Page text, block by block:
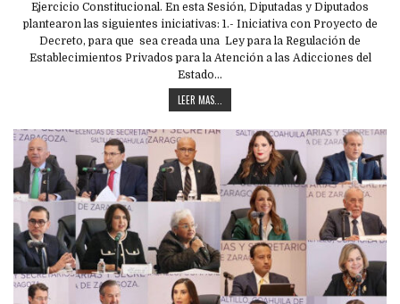
Ejercicio Constitucional. En esta Sesión, Diputadas y Diputados
plantearon las siguientes iniciativas: 1.- Iniciativa con Proyecto de
Decreto, para que sea creada una Ley para la Regulación de
Establecimientos Privados para la Atención a las Adicciones del
Estado…
LEER MAS...